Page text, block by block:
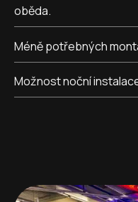
oběda.
Méně potřebných
Možnost noční